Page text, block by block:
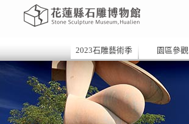
2023石雕藝術季 園區參觀